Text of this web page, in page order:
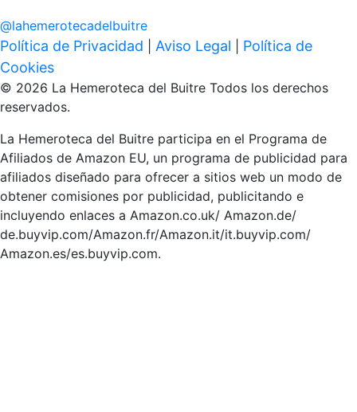
@lahemerotecadelbuitre
Política de Privacidad Aviso Legal
Política de
Cookies
© 2026 La Hemeroteca del Buitre Todos los derechos
reservados.
La Hemeroteca del Buitre participa en el Programa de
Afiliados de Amazon EU, un programa de publicidad para
afiliados diseñado para ofrecer a sitios web un modo de
obtener comisiones por publicidad, publicitando e
incluyendo enlaces a Amazon.co.uk/ Amazon.de/
de.buyvip.com/Amazon.fr/Amazon.it/it.buyvip.com/
Amazon.es/es.buyvip.com.